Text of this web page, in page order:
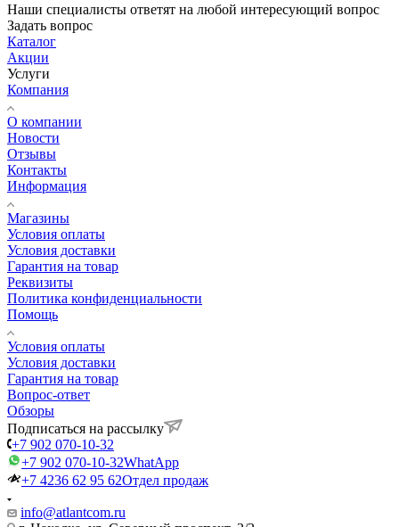
Наши специалисты ответят на любой интересующий вопрос
Задать вопрос
Каталог
Акции
Услуги
Компания
О компании
Новости
Отзывы
Контакты
Информация
Магазины
Условия оплаты
Условия доставки
Гарантия на товар
Реквизиты
Политика конфиденциальности
Помощь
Условия оплаты
Условия доставки
Гарантия на товар
Вопрос-ответ
Обзоры
Подписаться на рассылку
+7 902 070-10-32
+7 902 070-10-32WhatApp
+7 4236 62 95 62Отдел продаж
info@atlantcom.ru